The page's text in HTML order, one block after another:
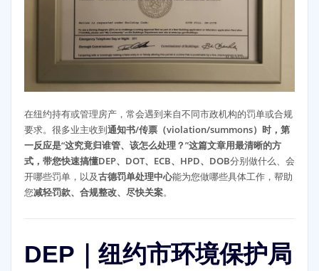
在纽约持有或管理房产，常会遇到来自不同市政机构的罚单或合规
要求。很多业主收到通知书/传票（violation/summons）时，第
一反应是“这究竟归谁管、该怎么处理？”这篇文章用最清晰的方
式，带您快速搞懂DEP、DOT、ECB、HPD、DOB分别做什么、会
开哪些罚单，以及古德罚单处理中心能为您做哪些具体工作，帮助
您减轻罚款、合规整改、尽快关案。
DEP｜纽约市环境保护局